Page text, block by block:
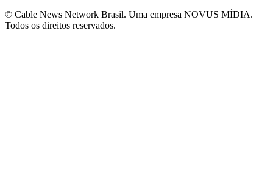
© Cable News Network Brasil. Uma empresa NOVUS MÍDIA.
Todos os direitos reservados.